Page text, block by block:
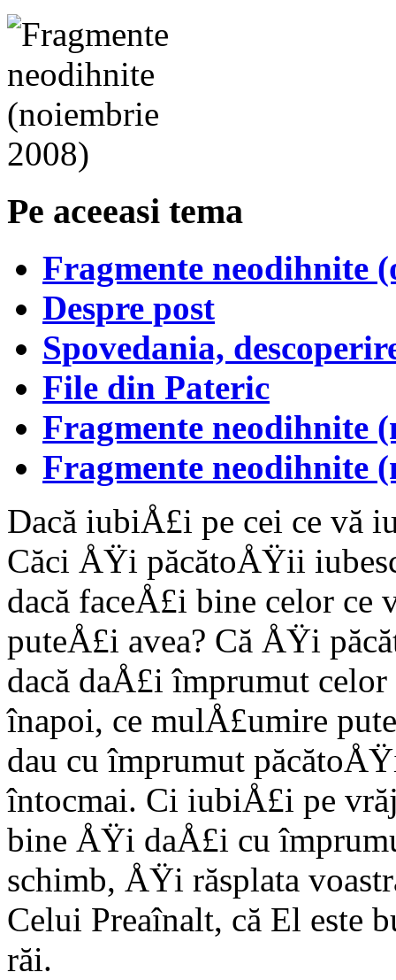
Pe aceeasi tema
Fragmente neodihnite
Despre post
Spovedania,
File din Pateric
Fragmente neodihnite
Fragmente neodihnite
Dacă iubiÅ£i pe cei ce vă
Căci ÅŸi păcătoÅŸii
dacă faceÅ£i bine celor ce
puteÅ£i avea? Că ÅŸi
dacă daÅ£i împrumut
înapoi, ce mulÅ£umire
dau cu împrumut
întocmai. Ci iubiÅ£i pe
bine ÅŸi daÅ£i cu
schimb, ÅŸi răsplata
Celui Preaînalt, că El este
răi.